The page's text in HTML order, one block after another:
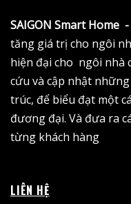
SAIGON Smart Home
tăng giá trị cho ngôi
hiện đại cho ngôi nhà
cứu và cập nhật
trúc, để biểu đạt một
đương đại. Và đưa ra
từng khách hàng
LIÊN HỆ